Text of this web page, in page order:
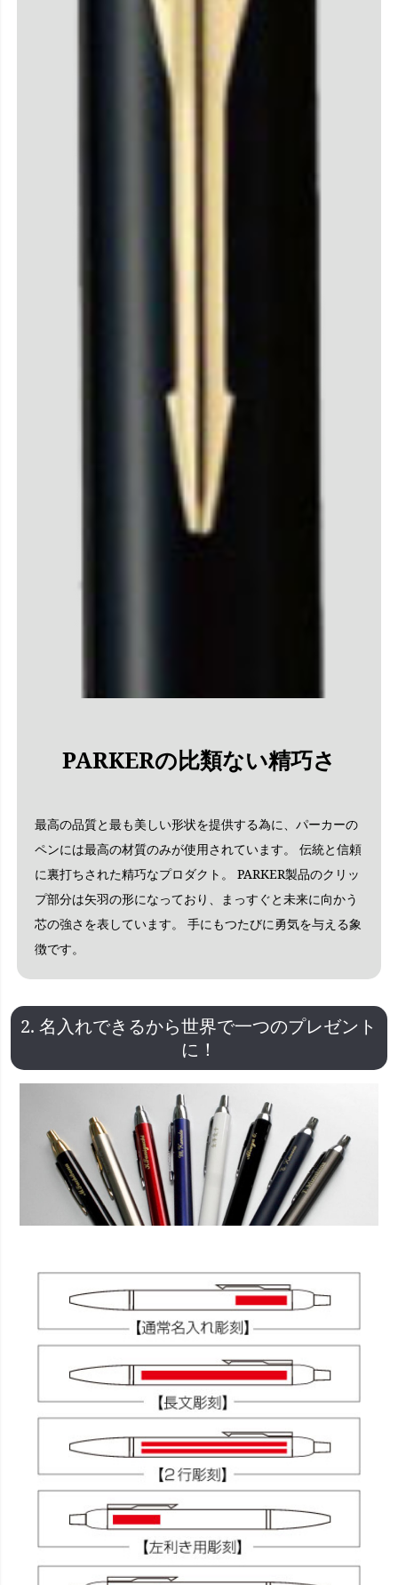
PARKERの比類ない精巧さ
最高の品質と最も美しい形状を提供する為に、パーカーの
ペンには最高の材質のみが使用されています。 伝統と信頼
に裏打ちされた精巧なプロダクト。 PARKER製品のクリッ
プ部分は矢羽の形になっており、まっすぐと未来に向かう
芯の強さを表しています。 手にもつたびに勇気を与える象
徴です。
2. 名入れできるから世界で一つのプレゼント
に！